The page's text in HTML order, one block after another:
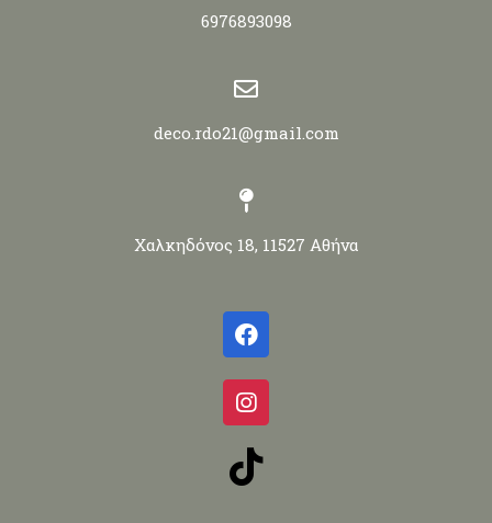
6976893098
deco.rdo21@gmail.com
Χαλκηδόνος 18, 11527 Αθήνα